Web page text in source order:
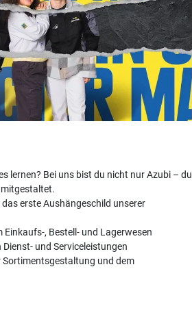
lernen? Bei uns bist du nicht nur Azubi – du
mitgestaltet.
erste Aushängeschild unserer
, Bestell- und Lagerwesen
und Serviceleistungen
Sortimentsgestaltung und dem